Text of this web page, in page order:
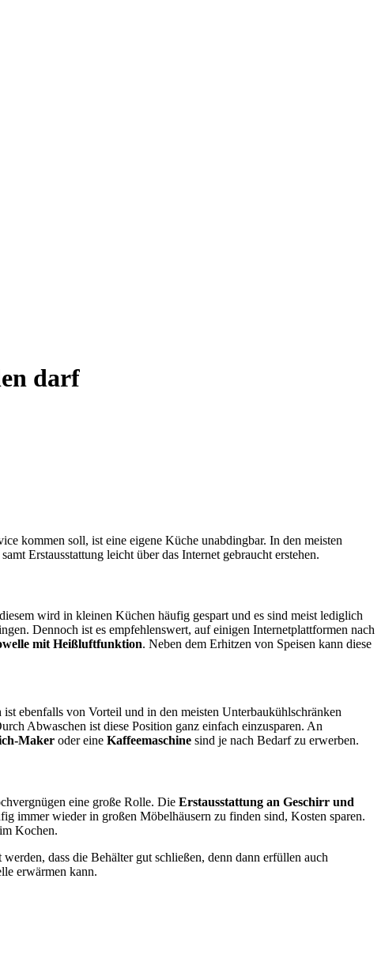
darf
kommen soll, ist eine eigene Küche unabdingbar. In den meisten
Erstausstattung leicht über das Internet gebraucht erstehen.
wird in kleinen Küchen häufig gespart und es sind meist lediglich
Dennoch ist es empfehlenswert, auf einigen Internetplattformen nach
mit Heißluftfunktion. Neben dem Erhitzen von Speisen kann diese
ebenfalls von Vorteil und in den meisten Unterbaukühlschränken
Abwaschen ist diese Position ganz einfach einzusparen. An
Maker oder eine Kaffeemaschine sind je nach Bedarf zu erwerben.
eine große Rolle. Die Erstausstattung an Geschirr und
immer wieder in großen Möbelhäusern zu finden sind, Kosten sparen.
Kochen.
dass die Behälter gut schließen, denn dann erfüllen auch
erwärmen kann.